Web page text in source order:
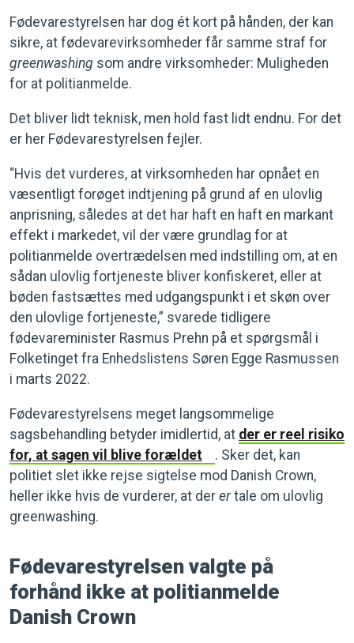
Fødevarestyrelsen har dog ét kort på hånden, der kan
sikre, at fødevarevirksomheder får samme straf for
greenwashing som andre virksomheder: Muligheden
for at politianmelde.
Det bliver lidt teknisk, men hold fast lidt endnu. For det
er her Fødevarestyrelsen fejler.
“Hvis det vurderes, at virksomheden har opnået en
væsentligt forøget indtjening på grund af en ulovlig
anprisning, således at det har haft en haft en markant
effekt i markedet, vil der være grundlag for at
politianmelde overtrædelsen med indstilling om, at en
sådan ulovlig fortjeneste bliver konfiskeret, eller at
bøden fastsættes med udgangspunkt i et skøn over
den ulovlige fortjeneste,” svarede tidligere
fødevareminister Rasmus Prehn på et spørgsmål i
Folketinget fra Enhedslistens Søren Egge Rasmussen
i marts 2022.
Fødevarestyrelsens meget langsommelige
sagsbehandling betyder imidlertid, at der er reel risiko
for, at sagen vil blive forældet
. Sker det, kan
politiet slet ikke rejse sigtelse mod Danish Crown,
heller ikke hvis de vurderer, at der ertale om ulovlig
greenwashing.
Fødevarestyrelsen valgte på
forhånd ikke at politianmelde
Danish Crown